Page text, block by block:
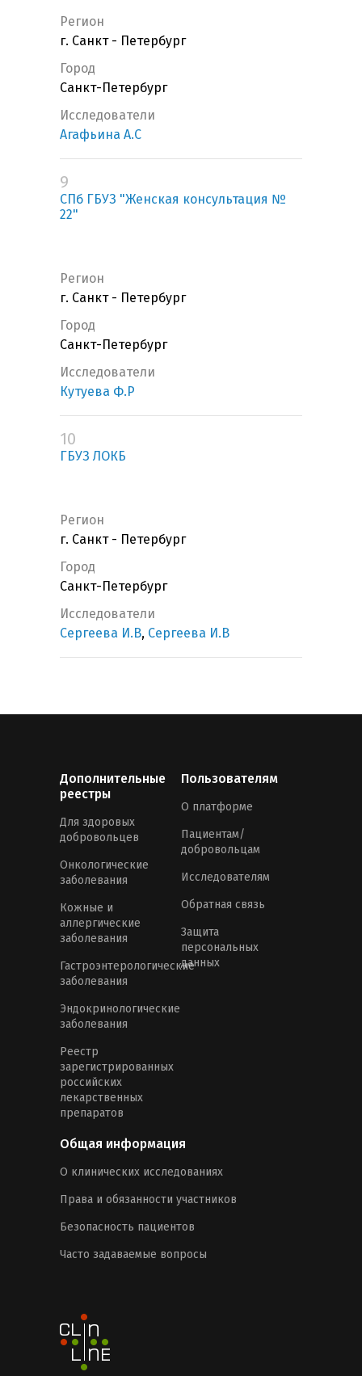
Регион
г. Санкт - Петербург
Город
Санкт-Петербург
Исследователи
Агафьина А.С
9
СПб ГБУЗ "Женская консультация №
22"
Регион
г. Санкт - Петербург
Город
Санкт-Петербург
Исследователи
Кутуева Ф.Р
10
ГБУЗ ЛОКБ
Регион
г. Санкт - Петербург
Город
Санкт-Петербург
Исследователи
Сергеева И.В, Сергеева И.В
Дополнительные
реестры
Для здоровых
добровольцев
Онкологические
заболевания
Кожные и
аллергические
заболевания
Гастроэнтерологические
заболевания
Эндокринологические
заболевания
Реестр
зарегистрированных
российских
лекарственных
препаратов
Пользователям
О платформе
Пациентам/
добровольцам
Исследователям
Обратная связь
Защита
персональных
данных
Общая информация
О клинических исследованиях
Права и обязанности участников
Безопасность пациентов
Часто задаваемые вопросы